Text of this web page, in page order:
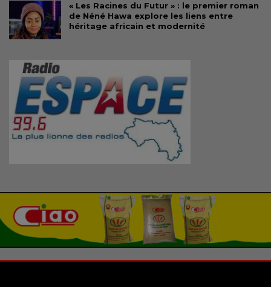
« Les Racines du Futur » : le premier roman
de Néné Hawa explore les liens entre
héritage africain et modernité